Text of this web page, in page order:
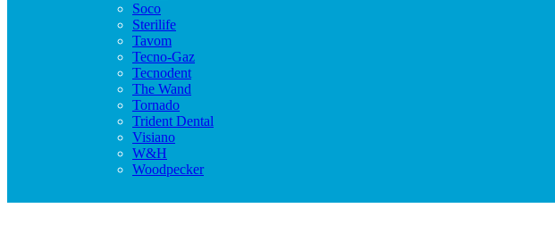
Soco
Sterilife
Tavom
Tecno-Gaz
Tecnodent
The Wand
Tornado
Trident Dental
Visiano
W&H
Woodpecker